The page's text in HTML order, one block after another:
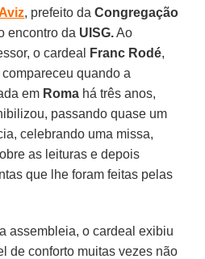
, prefeito daCongregação
encontro da UISG.Ao
o cardeal
Franc Rodé,
quando a
em Roma há três anos,
passando quase um
celebrando uma missa,
as leituras e depois
que lhe foram feitas pelas
assembleia, o cardeal exibiu
de conforto muitas vezes não